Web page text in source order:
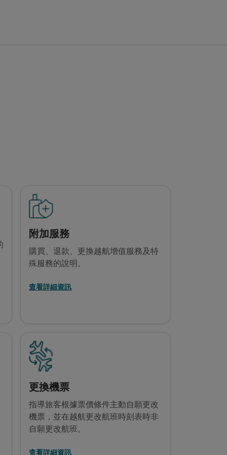
附加服務
購買、退款、更換越航增值服務及特
殊服務的說明。
查看詳細資訊
更換機票
指導旅客根據票價條件主動自願更改
機票，並在越航更改航班時刻表時非
自願更改航班。
查看詳細資訊